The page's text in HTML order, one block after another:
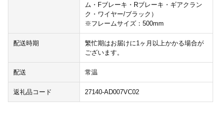
ム・Fブレーキ・Rブレーキ・ギアクラン
ク・ワイヤー/ブラック）
※フレームサイズ：500mm
配送時期
繁忙期はお届けに1ヶ月以上かかる場合が
ございます。
配送 常温
返礼品コード 27140-AD007VC02